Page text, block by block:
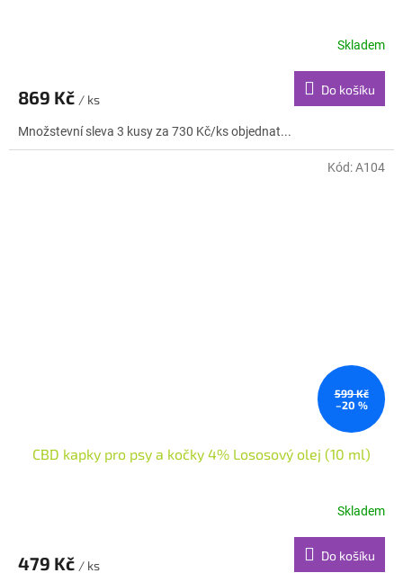
Skladem
869 Kč / ks
Do košíku
Množstevní sleva 3 kusy za 730 Kč/ks objednat...
599 Kč
–20 %
CBD kapky pro psy a kočky 4% Lososový olej (10 ml)
Skladem
479 Kč / ks
Do košíku
Kód:A104